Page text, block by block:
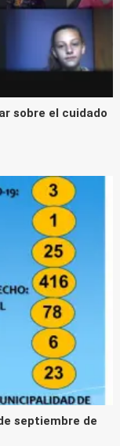
sobre el cuidado
septiembre de